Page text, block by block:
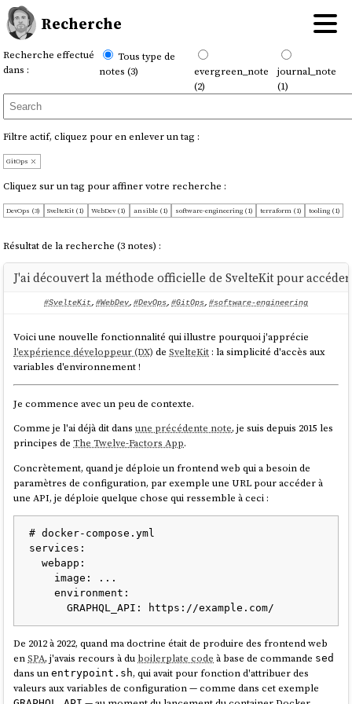
Recherche
Recherche effectué
dans :
Tous type de
notes (3)
evergreen_note
(2)
journal_note
(1)
Filtre actif, cliquez pour en enlever un tag :
GitOps
Cliquez sur un tag pour affiner votre recherche :
DevOps (3) SvelteKit (1) WebDev (1) ansible (1) software-engineering (1) terraform (1) tooling (1)
Résultat de la recherche (3 notes) :
J'ai découvert la méthode officielle de SvelteKit pour
#SvelteKit, #WebDev, #DevOps, #GitOps, #software-engineering
Voici une nouvelle fonctionnalité qui illustre pourquoi j'apprécie
l'expérience développeur (DX) deSvelteKit : la simplicité d'accès aux
variables d'environnement !
Je commence avec un peu de contexte.
Comme je l'ai déjà dit dansune précédente note, je suis depuis 2015 les
principes deThe Twelve-Factors App.
Concrètement, quand je déploie un frontend web qui a besoin de
paramètres de configuration, par exemple une URL pour accéder à
une API, je déploie quelque chose qui ressemble à ceci :
# docker-compose.yml
services:
  webapp:
    environment:
De 2012 à 2022, quand ma doctrine était de produire des frontend web
enSPA, j'avais recours à duboilerplate codeà base de commande sed
dans unentrypoint.sh, qui avait pour fonction d'attribuer des
valeurs aux variables de configuration — comme dans cet exemple